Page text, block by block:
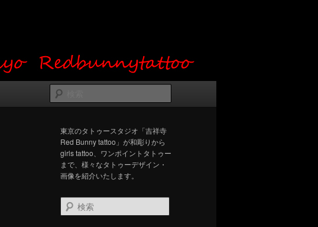
索
東京のタトゥースタジオ「吉祥寺
Red Bunny tattoo」が和彫りから
girls tattoo、ワンポイントタトゥー
まで、様々なタトゥーデザイン・
画像を紹介いたします。
検
索